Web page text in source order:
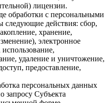
лицензии.
обработки с персональными
следующие действия: сбор,
хранение,
электронное
удаление и уничтожение,
предоставление,
персональных данных
запросу Субъекта